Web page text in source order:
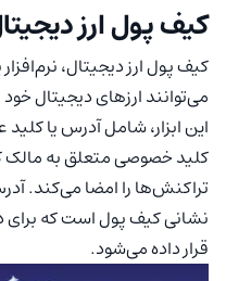
کیف پول ارز
کیف پول ارز دیجیتال،
می‌توانند ارزهای دیجیتال
این ابزار، شامل آدرس یا
کلید خصوصی متعلق به
تراکنش‌ها را امضا می‌کند.
نشانی کیف پول است که برای
قرار داده می‌شود.